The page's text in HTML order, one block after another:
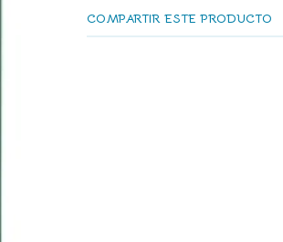
COMPARTIR ESTE PRODUCTO